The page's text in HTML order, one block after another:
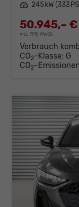
Leistung 245 kW (333
50.945,– €
incl. 19% MwSt.
Verbrauch
CO2-Klasse: G
CO2-